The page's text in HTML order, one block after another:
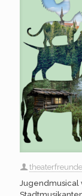
theaterfreunde
Jugendmusical